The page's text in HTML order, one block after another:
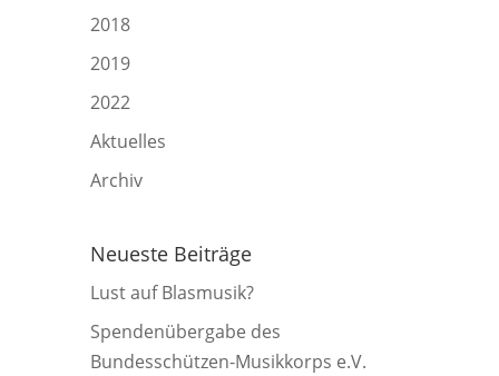
2018
2019
2022
Aktuelles
Archiv
Neueste Beiträge
Lust auf Blasmusik?
Spendenübergabe des
Bundesschützen-Musikkorps e.V.